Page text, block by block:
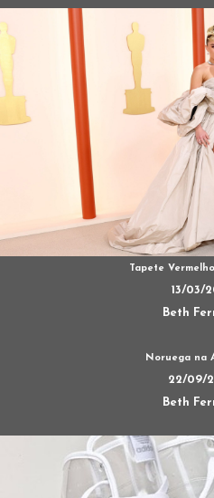
Tapete
13/03/
Beth
Noruega na
22/09/
Beth